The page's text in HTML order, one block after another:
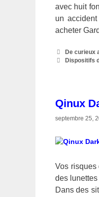
avec huit
un
acheter
Catégories
De curieux
Étiquettes
Dispositifs
Qinux
septembre 25,
Vos risques
des
Dans des